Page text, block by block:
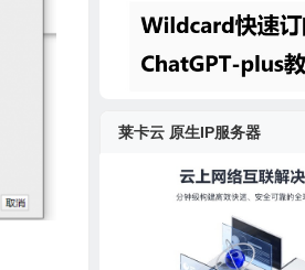
莱卡云 原生IP服务器